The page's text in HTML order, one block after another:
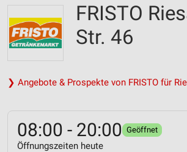
FRISTO
Str. 46
❯ Angebote & Prospekte von FRISTO für
08:00 - 20:00 Geöffnet
Öffnungszeiten heute